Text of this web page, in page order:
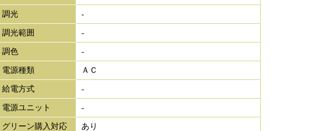
調光 -
調光範囲 -
調色 -
電源種類 ＡＣ
給電方式 -
電源ユニット -
グリーン購入対応 あり